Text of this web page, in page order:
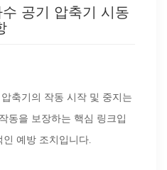
공기 압축기 시동
축기의 작동 시작 및 중지는
동을 보장하는 핵심 링크입
예방 조치입니다.